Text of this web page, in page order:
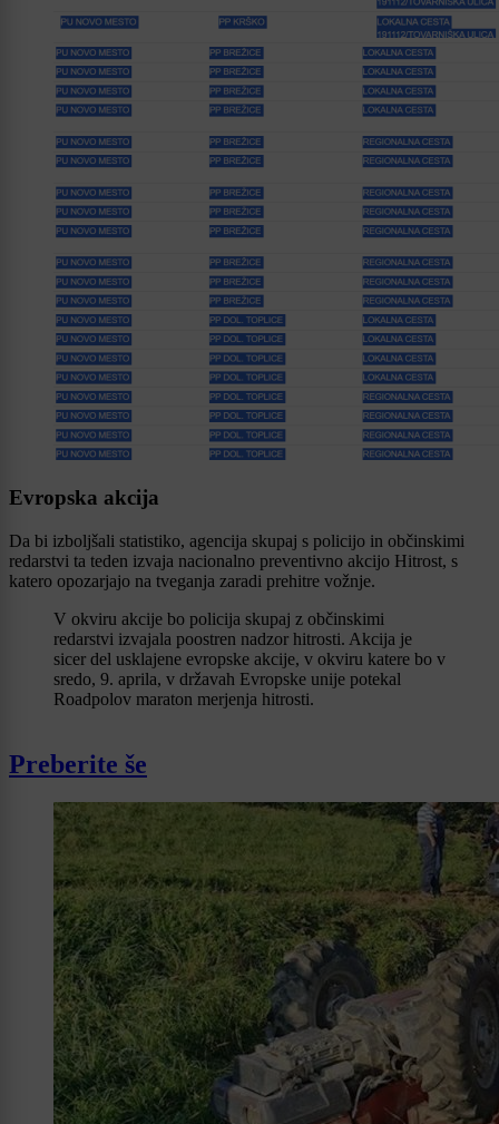
Evropska akcija
Da bi izboljšali statistiko, agencija skupaj s policijo in občinskimi
redarstvi ta teden izvaja nacionalno preventivno akcijo Hitrost, s
katero opozarjajo na tveganja zaradi prehitre vožnje.
V okviru akcije bo policija skupaj z občinskimi
redarstvi izvajala poostren nadzor hitrosti. Akcija je
sicer del usklajene evropske akcije, v okviru katere bo v
sredo, 9. aprila, v državah Evropske unije potekal
Roadpolov maraton merjenja hitrosti.
Preberite še